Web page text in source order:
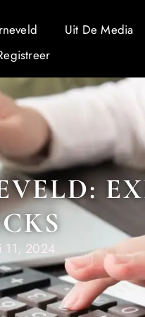
Uit De Media
11, 2024